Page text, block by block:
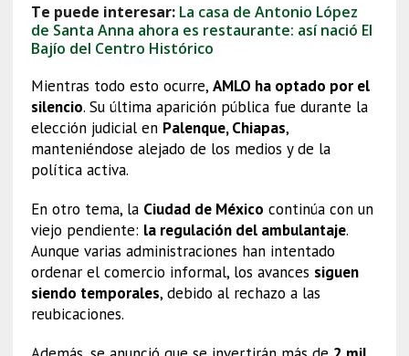
Te puede interesar: La casa de Antonio López
de Santa Anna ahora es restaurante: así nació El
Bajío del Centro Histórico
Mientras todo esto ocurre, AMLO ha optado por el
silencio. Su última aparición pública fue durante la
elección judicial en Palenque, Chiapas,
manteniéndose alejado de los medios y de la
política activa.
En otro tema, la Ciudad de México continúa con un
viejo pendiente: la regulación del ambulantaje.
Aunque varias administraciones han intentado
ordenar el comercio informal, los avances siguen
siendo temporales, debido al rechazo a las
reubicaciones.